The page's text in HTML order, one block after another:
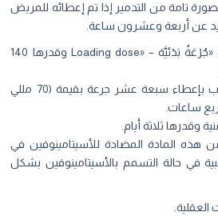
تامة من التدمير إذا تم إعطائه للمريض
عن أربعة وعشرون ساعة.
يقوم الطبيب بإعطاء «جُرْعَةُ بَدْئيَّة – «Loading dose وقدرها 140
بعد ذلك يقوم الطبيب بإعطاء سبعة عشر جرعة بقيمة (70 مللي
ساعات.
وقدرها ثلاثة أيام.
هذه المادة المضادة للأسيتامينوفين في
في حالة التسمم بالأسيتامينوفين بشكل
العقلية.